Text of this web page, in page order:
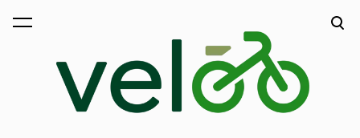
lisati ostukorvi.